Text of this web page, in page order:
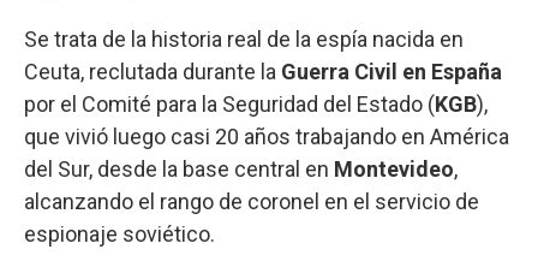
Se trata de la historia real de la espía nacida en
Ceuta, reclutada durante la Guerra Civil en España
por el Comité para la Seguridad del Estado (KGB),
que vivió luego casi 20 años trabajando en América
del Sur, desde la base central en Montevideo,
alcanzando el rango de coronel en el servicio de
espionaje soviético.